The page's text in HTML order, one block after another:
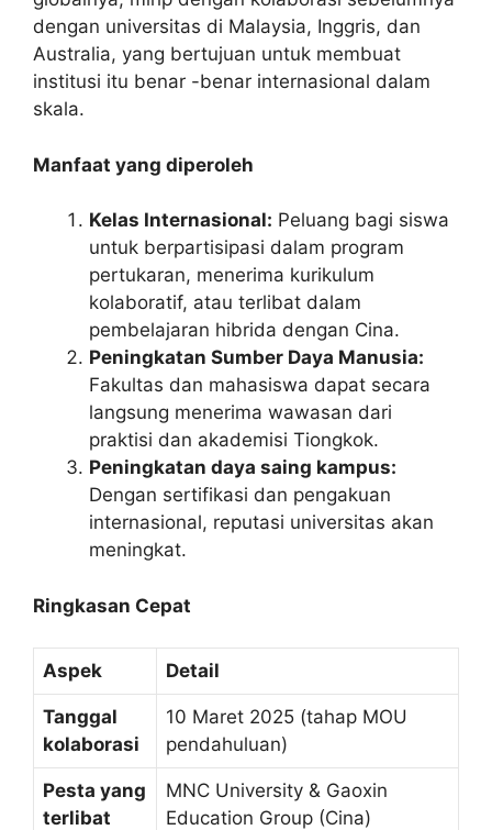
dengan universitas di Malaysia, Inggris, dan
Australia, yang bertujuan untuk membuat
institusi itu benar -benar internasional dalam
skala.
Manfaat yang diperoleh
Kelas Internasional: Peluang bagi siswa
untuk berpartisipasi dalam program
pertukaran, menerima kurikulum
kolaboratif, atau terlibat dalam
pembelajaran hibrida dengan Cina.
Peningkatan Sumber Daya Manusia:
Fakultas dan mahasiswa dapat secara
langsung menerima wawasan dari
praktisi dan akademisi Tiongkok.
Peningkatan daya saing kampus:
Dengan sertifikasi dan pengakuan
internasional, reputasi universitas akan
meningkat.
Ringkasan Cepat
Aspek Detail
Tanggal
kolaborasi
10 Maret 2025 (tahap MOU
pendahuluan)
Pesta yang
terlibat
MNC University & Gaoxin
Education Group (Cina)